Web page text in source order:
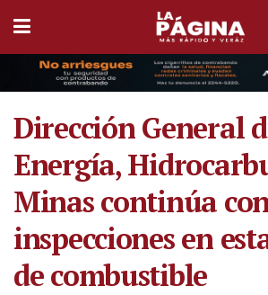
Dirección General
Energía,
Minas continúa
inspecciones en
de combustible